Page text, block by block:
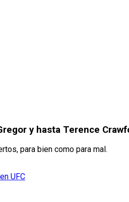
y hasta Terence
para bien como para mal.
UFC